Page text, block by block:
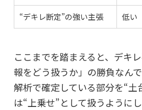
“デキレ断定”の強い主張 低い
ここまでを踏まえると、デキ
報をどう扱うか」の勝負なんで
解析で確定している部分を“土
は“上乗せ”として扱うように